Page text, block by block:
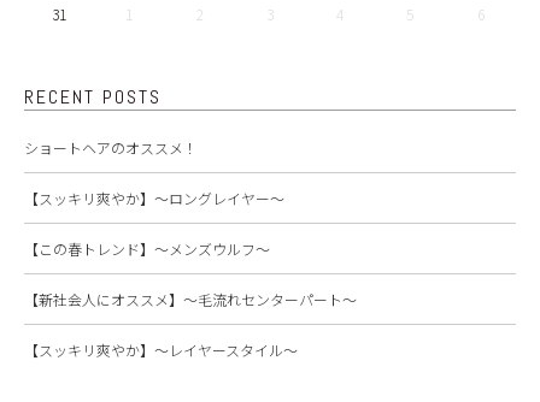
31
1 2 3 4 5 6
RECENT POSTS
ショートヘアのオススメ！
【スッキリ爽やか】～ロングレイヤー～
【この春トレンド】～メンズウルフ～
【新社会人にオススメ】～毛流れセンターパート～
【スッキリ爽やか】～レイヤースタイル～